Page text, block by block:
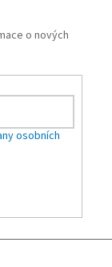
o nových
osobních